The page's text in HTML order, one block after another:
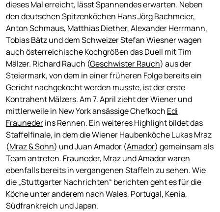
dieses Mal erreicht, lässt Spannendes erwarten. Neben
den deutschen Spitzenköchen Hans Jörg Bachmeier,
Anton Schmaus, Matthias Diether, Alexander Herrmann,
Tobias Bätz und dem Schweizer Stefan Wiesner wagen
auch österreichische Kochgrößen das Duell mit Tim
Mälzer. Richard Rauch (Geschwister Rauch) aus der
Steiermark, von dem in einer früheren Folge bereits ein
Gericht nachgekocht werden musste, ist der erste
Kontrahent Mälzers. Am 7. April zieht der Wiener und
mittlerweile in New York ansässige Chefkoch Edi
Fraunederins Rennen. Ein weiteres Highlight bildet das
Staffelfinale, in dem die Wiener Haubenköche Lukas Mraz
(Mraz & Sohn) und Juan Amador (Amador) gemeinsam als
Team antreten. Frauneder, Mraz und Amador waren
ebenfalls bereits in vergangenen Staffeln zu sehen. Wie
die „Stuttgarter Nachrichten“ berichten geht es für die
Köche unter anderem nach Wales, Portugal, Kenia,
Südfrankreich und Japan.